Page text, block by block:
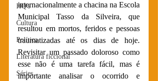
HQ's
Cultura
Política
Literatura ficcional
Séries
internacionalmente a chacina na Escola
Municipal Tasso da Silveira, que
resultou em mortos, feridos e pessoas
traumatizadas até os dias de hoje.
Revisitar um passado doloroso como
esse não é uma tarefa fácil, mas é
importante analisar o ocorrido e